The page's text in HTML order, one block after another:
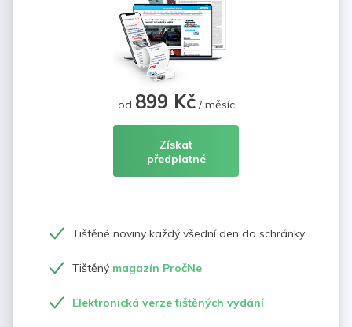
od 899 Kč/ měsíc
Získat
předplatné
Tištěné noviny každý všední den do schránky
Tištěný magazín PročNe
Elektronická verze tištěných vydání